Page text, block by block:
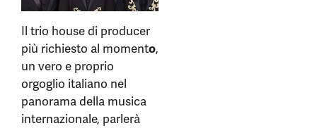
Il trio house di producer
più richiesto al momento,
un vero e proprio
orgoglio italiano nel
panorama della musica
internazionale, parlerà